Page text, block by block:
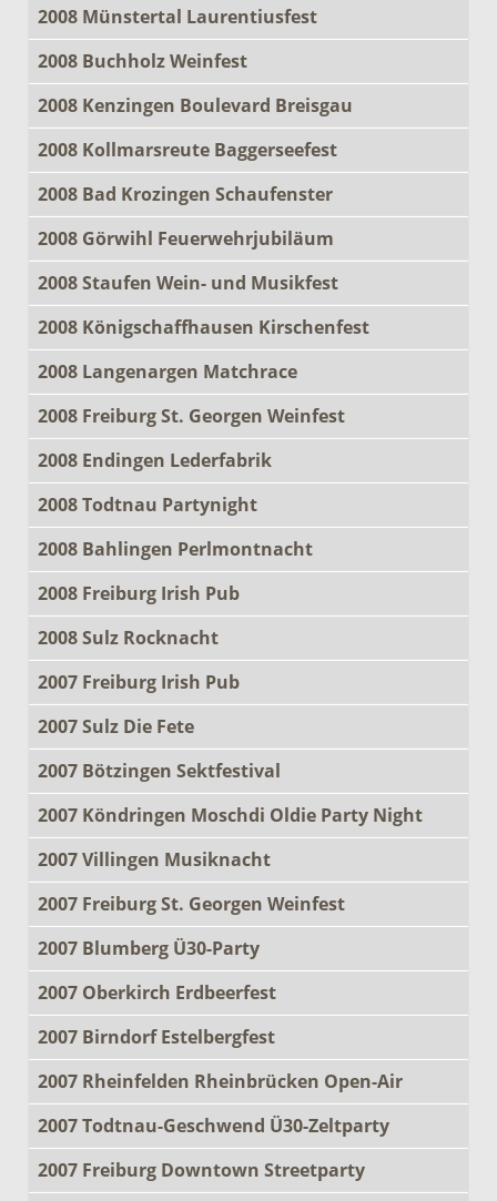
2008 Münstertal Laurentiusfest
2008 Buchholz Weinfest
2008 Kenzingen Boulevard Breisgau
2008 Kollmarsreute Baggerseefest
2008 Bad Krozingen Schaufenster
2008 Görwihl Feuerwehrjubiläum
2008 Staufen Wein- und Musikfest
2008 Königschaffhausen Kirschenfest
2008 Langenargen Matchrace
2008 Freiburg St. Georgen Weinfest
2008 Endingen Lederfabrik
2008 Todtnau Partynight
2008 Bahlingen Perlmontnacht
2008 Freiburg Irish Pub
2008 Sulz Rocknacht
2007 Freiburg Irish Pub
2007 Sulz Die Fete
2007 Bötzingen Sektfestival
2007 Köndringen Moschdi Oldie Party Night
2007 Villingen Musiknacht
2007 Freiburg St. Georgen Weinfest
2007 Blumberg Ü30-Party
2007 Oberkirch Erdbeerfest
2007 Birndorf Estelbergfest
2007 Rheinfelden Rheinbrücken Open-Air
2007 Todtnau-Geschwend Ü30-Zeltparty
2007 Freiburg Downtown Streetparty